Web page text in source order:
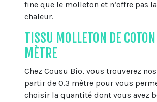
fine que le molleton et n’offre pas
chaleur.
TISSU MOLLETON DE
MÈTRE
Chez Cousu Bio, vous trouverez
partir de 0.3 mètre pour vous
choisir la quantité dont vous avez